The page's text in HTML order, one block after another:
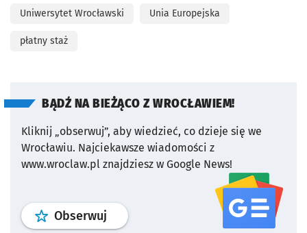
Uniwersytet Wrocławski Unia Europejska
płatny staż
BĄDŹ NA BIEŻĄCO Z WROCŁAWIEM!
Kliknij „obserwuj”, aby wiedzieć, co dzieje się we
Wrocławiu. Najciekawsze wiadomości z
www.wroclaw.pl znajdziesz w Google News!
Obserwuj profil serwisu